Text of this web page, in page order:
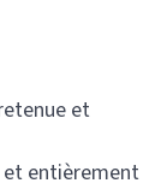
et
et entièrement